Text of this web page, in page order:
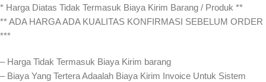
* Harga Diatas Tidak Termasuk Biaya Kirim Barang / Produk **
** ADA HARGA ADA KUALITAS KONFIRMASI SEBELUM ORDER
***
– Harga Tidak Termasuk Biaya Kirim barang
– Biaya Yang Tertera Adaalah Biaya Kirim Invoice Untuk Sistem